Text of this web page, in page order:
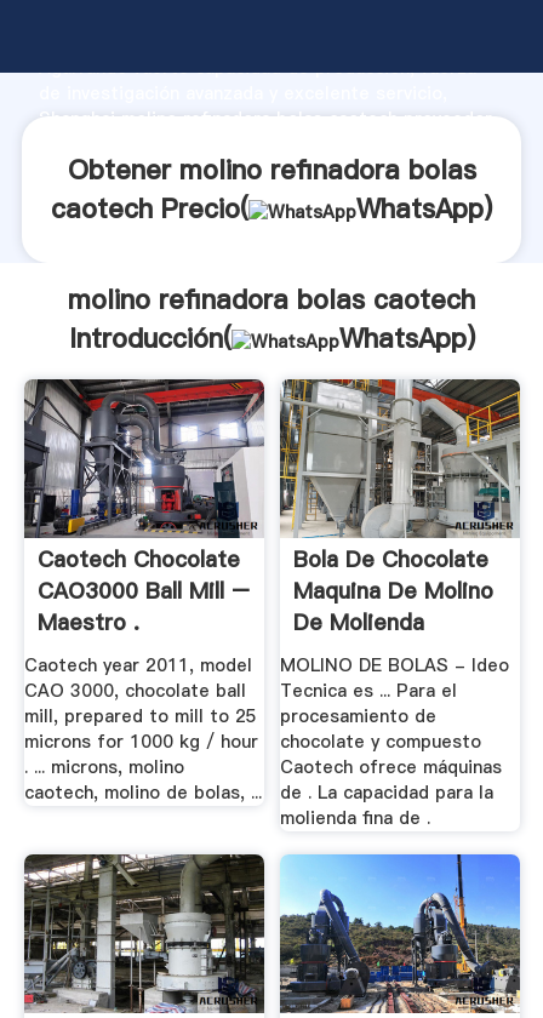
Agarrando fuerte capacidad de producción, fuerza
Shanghai molino refinadora bolas caotech proveedor
Obtener molino refinadora bolas
caotech Precio(
WhatsApp)
molino refinadora bolas caotech
Introducción(
WhatsApp)
Caotech Chocolate
CAO3000 Ball Mill –
Maestro .
Caotech year 2011, model
CAO 3000, chocolate ball
mill, prepared to mill to 25
microns for 1000 kg / hour
. ... microns, molino
caotech, molino de bolas, ...
Bola De Chocolate
Maquina De Molino
De Molienda
MOLINO DE BOLAS - Ideo
Tecnica es ... Para el
procesamiento de
chocolate y compuesto
Caotech ofrece máquinas
de . La capacidad para la
molienda fina de .